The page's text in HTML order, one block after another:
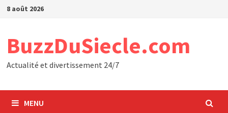
Passer
8 août 2026
BuzzDuSiecle.com
Actualité et divertissement 24/7
MENU